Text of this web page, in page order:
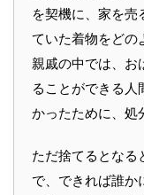
を契機に、家を売
ていた着物をどの
親戚の中では、お
ることができる人
かったために、処
ただ捨てるとなる
で、できれば誰か